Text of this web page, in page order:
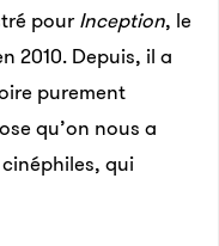
pourInception, le
2010. Depuis, il a
purement
qu’on nous a
qui